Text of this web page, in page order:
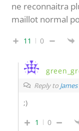
ne reconnaitra
maillot normal
11 0
Reply to James
;)
1 0